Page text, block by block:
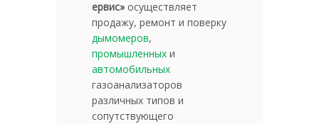
ервис» осуществляет
продажу, ремонт и поверку
дымомеров,
промышленных и
автомобильных
газоанализаторов
различных типов и
сопутствующего